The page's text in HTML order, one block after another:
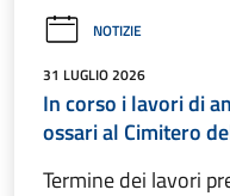
NOTIZIE
31 LUGLIO 2026
In corso i lavori di
ossari al Cimitero
Termine dei lavori